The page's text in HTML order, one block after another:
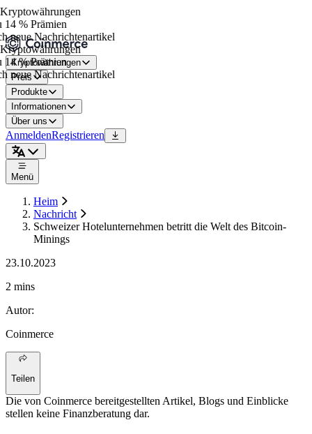
% Prämien
neue Nachrichtenartikel
% Prämien
neue Nachrichtenartikel
Kryptowährungen
Preis
Produkte
Informationen
Über uns
AnmeldenRegistrieren
Menü
Heim
Nachricht
Schweizer Hotelunternehmen betritt die Welt des Bitcoin-
Minings
23.10.2023
2 mins
Autor:
Coinmerce
Teilen
Die von Coinmerce bereitgestellten Artikel, Blogs und Einblicke
stellen keine Finanzberatung dar.